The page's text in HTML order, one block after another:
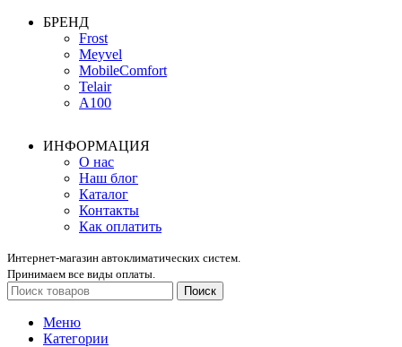
БРЕНД
Frost
Meyvel
MobileComfort
Telair
А100
ИНФОРМАЦИЯ
О нас
Наш блог
Каталог
Контакты
Как оплатить
Интернет-магазин автоклиматических систем.
Принимаем все виды оплаты.
Поиск
Меню
Категории